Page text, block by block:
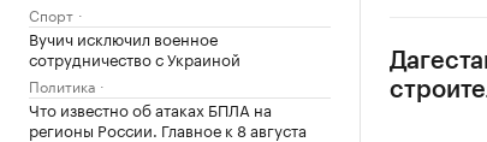
Спорт
Вучич исключил военное
сотрудничество с Украиной
Политика
Что известно об атаках БПЛА на
регионы России. Главное к 8 августа